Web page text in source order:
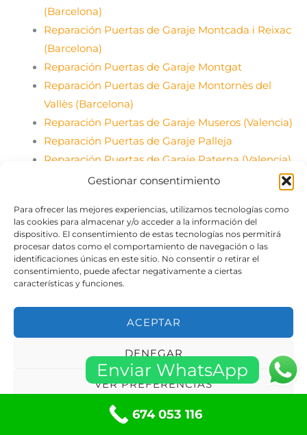
Gestionar consentimiento
Para ofrecer las mejores experiencias, utilizamos tecnologías como
las cookies para almacenar y/o acceder a la información del
dispositivo. El consentimiento de estas tecnologías nos permitirá
procesar datos como el comportamiento de navegación o las
identificaciones únicas en este sitio. No consentir o retirar el
consentimiento, puede afectar negativamente a ciertas
características y funciones.
ACEPTAR
DENEGAR
VER PREFERENCIAS
Política de cookiesPolíticas de privacidad
(Barcelona)
Reparación Puertas de Garaje Montcada i Reixac
(Barcelona)
Reparación Puertas de Garaje Montgat
Reparación Puertas de Garaje Montornès del
Vallès (Barcelona)
Reparación Puertas de Garaje Museros (Valencia)
Reparación Puertas de Garaje Palleja
Reparación Puertas de Garaje Paterna (Valencia)
Reparación Puertas de Garaje Premià de Mar
Reparación Puertas de Garaje Puertas de Garaje
Cubelles
Reparación Puertas de Garaje Rocafort (Valencia)
Reparación Puertas de Garaje Rubí (Barcelona)
Reseñas y Opiniones
Serralleria Serrallers Barcelona 24 Hores
Serruriers Alicante 24 Heures Urgent
Serruriers Burgos 24 Heures Urgent
Serruriers Madrid 24 Heures Urgent
Serruriers Valladolid 24 Heures Urgent
Enviar WhatsApp
674 053 116